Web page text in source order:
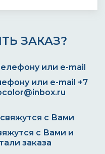
ЗАКАЗ?
или e-mail +7
с Вами и
заказа